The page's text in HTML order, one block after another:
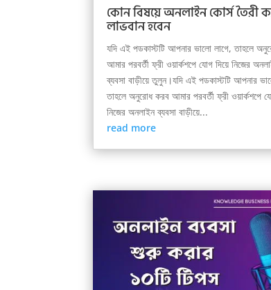
কোন বিষয়ে অনলাইন কোর্স তৈরী
লাভবান হবেন
যদি এই পডকাস্টটি আপনার ভালো লাগে, তাহলে
আমার পরবর্তী ফ্রী ওয়ার্কশপে যোগ দিয়ে নিজের
ব্যবসা বাড়ীয়ে তুলুন।যদি এই পডকাস্টটি আপনার
তাহলে অনুরোধ করব আমার পরবর্তী ফ্রী ওয়ার্কশপে
নিজের অনলাইন ব্যবসা বাড়ীয়ে...
read more